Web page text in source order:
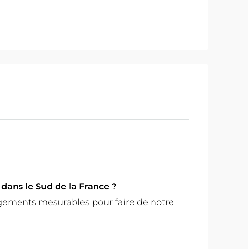
le Sud de la France ?
mesurables pour faire de notre